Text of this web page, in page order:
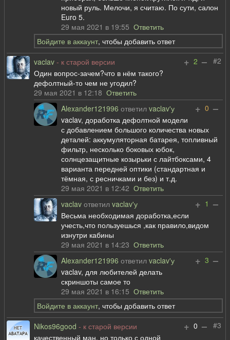
новый руль. Мелочи, я считаю. По сути, салон
Euro 5.
29 мая 2021 в 19:55Ответить
Войдите в аккаунт, чтобы добавить ответ
#2
+ 2 –
vaclav - к старой версии
Один вопрос-зачем?что в нём такого?
дефолтный-то чем не угодил?
29 мая 2021 в 12:18Ответить
+ 0 –
Alexander121996 ответилvaclav'у
vaclav, доработка дефолтной модели
с добавлением большого количества новых
деталей: аккумуляторная батарея, топливный
фильтр, несколько боковых юбок,
солнцезащитные козырьки с лайтбоксами, 4
варианта передней оптики (стандартная и
тёмная, с ресничками и без) и т.д.
29 мая 2021 в 12:42Ответить
+ 1 –
vaclav ответилvaclav'у
Весьма необходимая доработка,если
учесть,что пользуешься ,как правило,видом
изнутри кабины
29 мая 2021 в 14:23Ответить
+ 3 –
Alexander121996 ответилvaclav'у
vaclav, для любителей делать
скриншоты самое то
29 мая 2021 в 16:15Ответить
Войдите в аккаунт, чтобы добавить ответ
#3
+ 0 –
Nikos96good - к старой версии
качественный ман, но только с одной